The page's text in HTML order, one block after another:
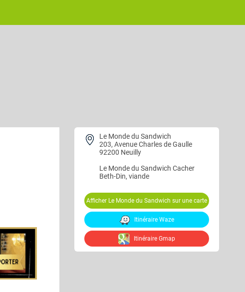
Le Monde du Sandwich
203, Avenue Charles de Gaulle
92200 Neuilly
Le Monde du Sandwich Cacher
Beth-Din, viande
Afficher Le Monde du Sandwich sur une carte
Itinéraire Waze
Itinéraire Gmap